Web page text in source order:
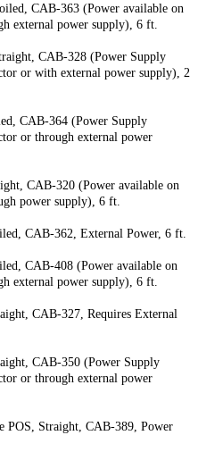
CAB-363 (Power available on
external power supply), 6 ft.
CAB-328 (Power Supply
or with external power supply), 2
CAB-364 (Power Supply
or through external power
CAB-320 (Power available on
power supply), 6 ft.
CAB-362, External Power, 6 ft.
CAB-408 (Power available on
external power supply), 6 ft.
CAB-327, Requires External
CAB-350 (Power Supply
or through external power
POS, Straight, CAB-389, Power